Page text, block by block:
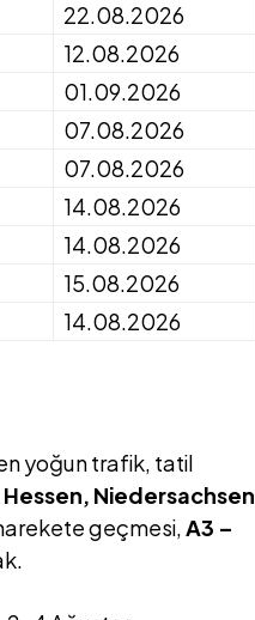
22.08.2026
12.08.2026
01.09.2026
07.08.2026
07.08.2026
14.08.2026
14.08.2026
15.08.2026
14.08.2026
yoğun trafik, tatil
Hessen, Niedersachsen
harekete geçmesi,A3 –